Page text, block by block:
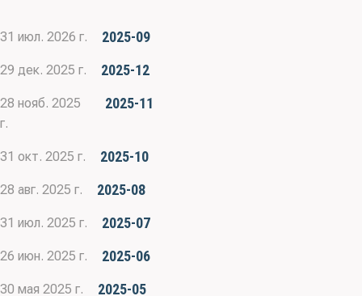
31 июл. 2026 г. 2025-09
29 дек. 2025 г. 2025-12
28 нояб. 2025
г.
2025-11
31 окт. 2025 г. 2025-10
28 авг. 2025 г. 2025-08
31 июл. 2025 г. 2025-07
26 июн. 2025 г. 2025-06
30 мая 2025 г. 2025-05